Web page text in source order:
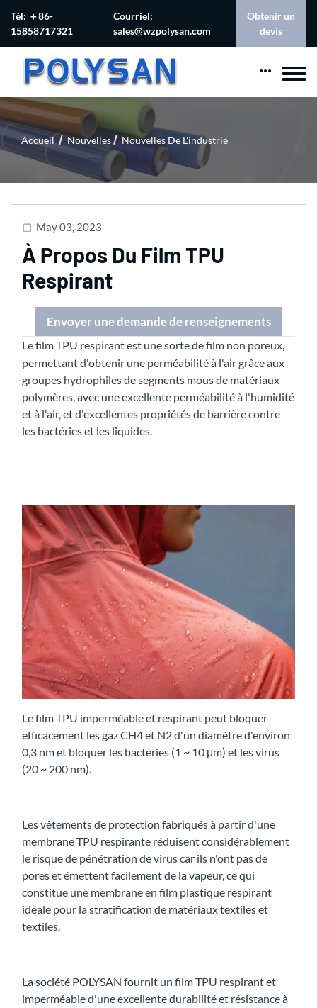
Tél: ＋86-
15858717321
Courriel:
sales@wzpolysan.com
Obtenir un
devis
Accueil Nouvelles Nouvelles De L'industrie
May 03, 2023
À Propos Du Film TPU
Respirant
Envoyer une demande de renseignements
Le film TPU respirant est une sorte de film non poreux,
permettant d'obtenir une perméabilité à l'air grâce aux
groupes hydrophiles de segments mous de matériaux
polymères, avec une excellente perméabilité à l'humidité
et à l'air, et d'excellentes propriétés de barrière contre
les bactéries et les liquides.
Le film TPU imperméable et respirant peut bloquer
efficacement les gaz CH4 et N2 d'un diamètre d'environ
0,3 nm et bloquer les bactéries (1 ~ 10 μm) et les virus
(20 ~ 200 nm).
Les vêtements de protection fabriqués à partir d'une
membrane TPU respirante réduisent considérablement
le risque de pénétration de virus car ils n'ont pas de
pores et émettent facilement de la vapeur, ce qui
constitue une membrane en film plastique respirant
idéale pour la stratification de matériaux textiles et
textiles.
La société POLYSAN fournit un film TPU respirant et
imperméable d'une excellente durabilité et résistance à